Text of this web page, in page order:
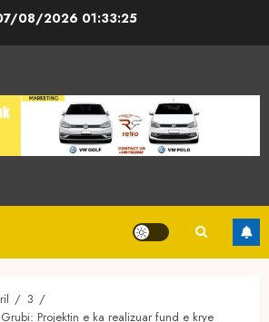
08/2026 01:33:25
3
Projektin e ka realizuar fund e krye